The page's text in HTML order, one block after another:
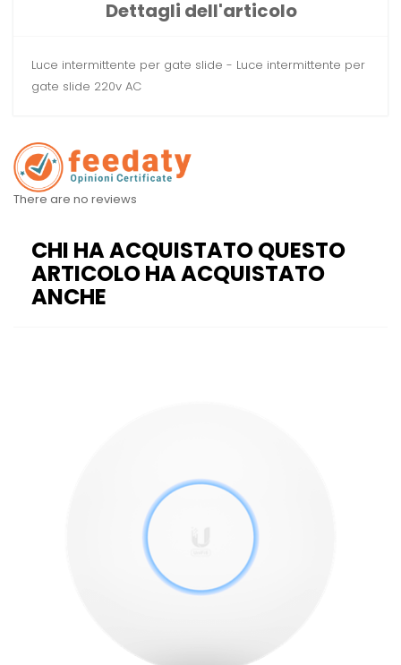
Dettagli dell'articolo
Luce intermittente per gate slide - Luce intermittente per
gate slide 220v AC
There are no reviews
CHI HA ACQUISTATO QUESTO
ARTICOLO HA ACQUISTATO
ANCHE